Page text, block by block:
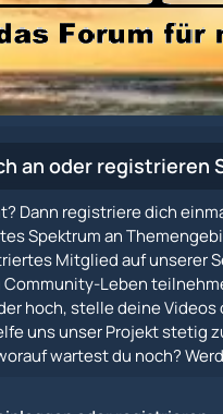
an oder registrieren
Dann registriere dich
Spektrum an
Mitglied auf unserer
Leben
hoch, stelle deine
uns unser Projekt stetig
wartest du noch?